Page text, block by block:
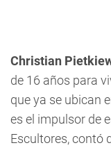
Christian
de 16 años para
que ya se ubican
es el impulsor de
Escultores, contó